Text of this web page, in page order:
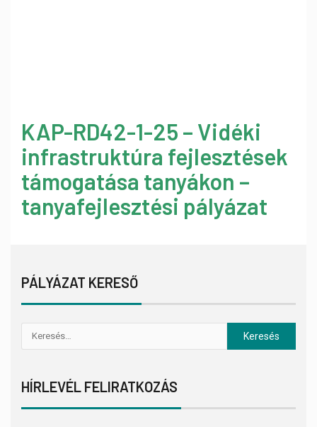
KAP-RD42-1-25 – Vidéki
infrastruktúra fejlesztések
támogatása tanyákon –
tanyafejlesztési pályázat
PÁLYÁZAT KERESŐ
HÍRLEVÉL FELIRATKOZÁS